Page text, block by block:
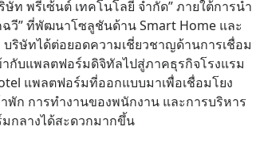
ษัท พรีเซ้นต์ เทคโนโลยี จำกัด” ภายใต้การนำ
วี” ที่พัฒนาโซลูชันด้าน Smart Home และ
ริษัทได้ต่อยอดความเชี่ยวชาญด้านการเชื่อม
กับแพลตฟอร์มดิจิทัลไปสู่ภาคธุรกิจโรงแรม
แพลตฟอร์มที่ออกแบบมาเพื่อเชื่อมโยง
พัก การทำงานของพนักงาน และการบริหาร
กลางได้สะดวกมากขึ้น